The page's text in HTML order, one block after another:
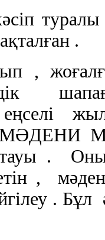
.
,
.
,
.